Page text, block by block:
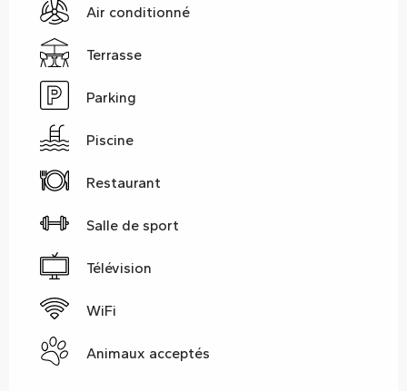
Air conditionné
Terrasse
Parking
Piscine
Restaurant
Salle de sport
Télévision
WiFi
Animaux acceptés